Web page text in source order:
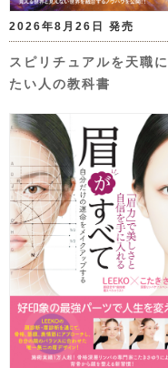
2026年8月26日 発売
スピリチュアルを天職
たい人の教科書